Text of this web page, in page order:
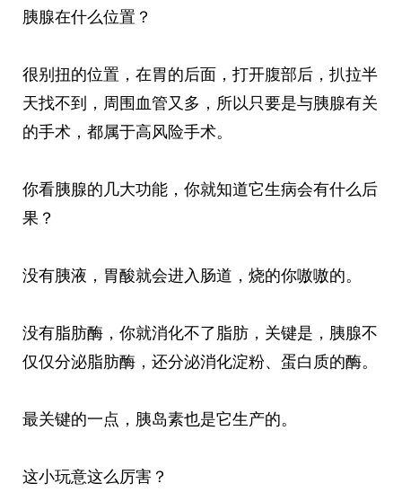
胰腺在什么位置？
很别扭的位置，在胃的后面，打开腹部后，扒拉半
天找不到，周围血管又多，所以只要是与胰腺有关
的手术，都属于高风险手术。
你看胰腺的几大功能，你就知道它生病会有什么后
果？
没有胰液，胃酸就会进入肠道，烧的你嗷嗷的。
没有脂肪酶，你就消化不了脂肪，关键是，胰腺不
仅仅分泌脂肪酶，还分泌消化淀粉、蛋白质的酶。
最关键的一点，胰岛素也是它生产的。
这小玩意这么厉害？